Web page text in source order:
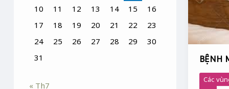
10
11 12 13 14 15
16
17
18 19 20 21 22
23
24
25 26 27 28 29
30
31
« Th7
BỆNH
Các